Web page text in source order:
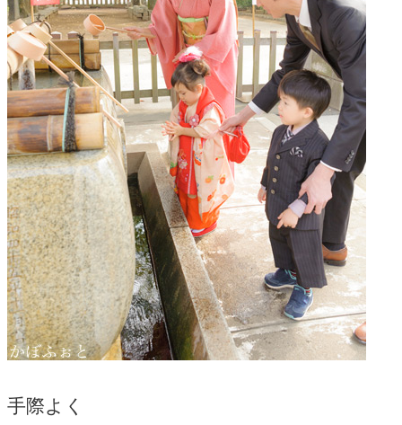
手際よく